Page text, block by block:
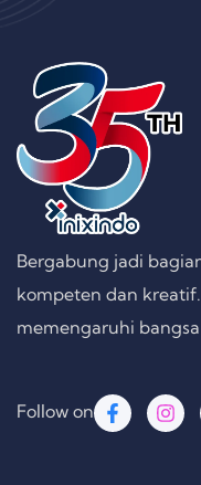
Bergabung jadi
kompeten dan
memengaruhi
Follow on